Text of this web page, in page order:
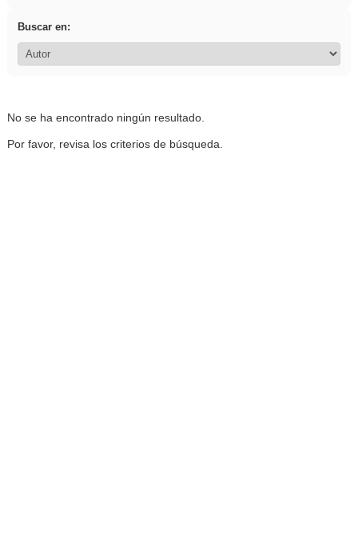
Buscar en:
No se ha encontrado ningún resultado.
Por favor, revisa los criterios de búsqueda.